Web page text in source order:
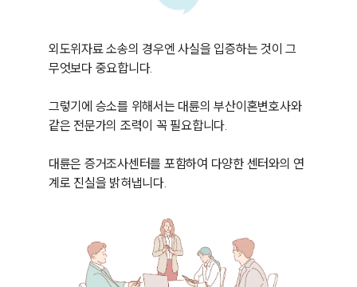
외도위자료 소송의 경우엔 사실을 입증하는 것이 그
무엇보다 중요합니다.
그렇기에 승소를 위해서는 대륜의 부산이혼변호사와
같은 전문가의 조력이 꼭 필요합니다.
대륜은 증거조사센터를 포함하여 다양한 센터와의 연
계로 진실을 밝혀냅니다.